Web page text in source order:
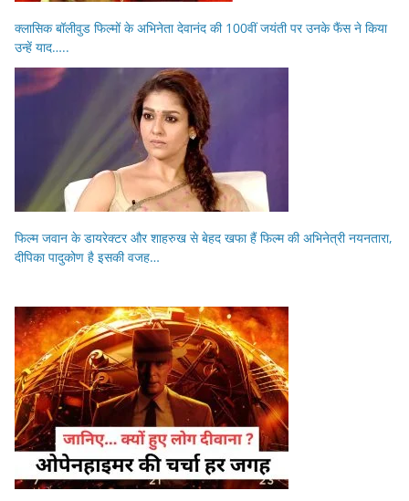
क्लासिक बॉलीवुड फिल्मों के अभिनेता देवानंद की 100वीं जयंती पर उनके फैंस ने किया
उन्हें याद…..
फिल्म जवान के डायरेक्टर और शाहरुख से बेहद खफा हैं फिल्म की अभिनेत्री नयनतारा,
दीपिका पादुकोण है इसकी वजह…